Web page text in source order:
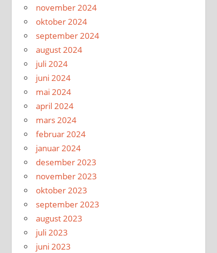
november 2024
oktober 2024
september 2024
august 2024
juli 2024
juni 2024
mai 2024
april 2024
mars 2024
februar 2024
januar 2024
desember 2023
november 2023
oktober 2023
september 2023
august 2023
juli 2023
juni 2023